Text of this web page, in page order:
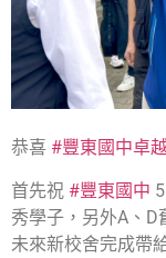
恭喜 #豐東國中卓
首先祝 #豐東國中
秀學子，另外A、D
未來新校舍完成帶